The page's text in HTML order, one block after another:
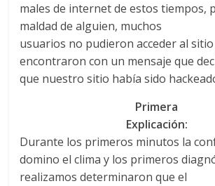
males de internet de estos tiempos,
maldad de alguien, muchos
usuarios no pudieron acceder al sitio
encontraron con un mensaje que
que nuestro sitio había sido
Primera
Explicación:
Durante los primeros minutos la
domino el clima y los primeros
realizamos determinaron que el